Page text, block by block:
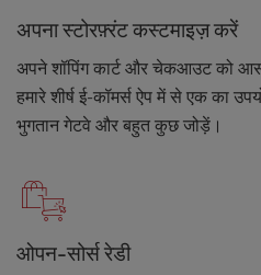
अपना स्टोरफ़्रंट कस्टमाइज़ करें
अपने शॉपिंग कार्ट और चेकआउट को
हमारे शीर्ष ई-कॉमर्स ऐप में से एक का
भुगतान गेटवे और बहुत कुछ जोड़ें।
ओपन-सोर्स रेडी